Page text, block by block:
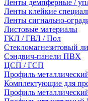
Ленты демпферные /
Ленты клейкие
Ленты сигнально-
Листовые материалы
ГКЛ / ГВЛ / Пол
Стекломагнезитовый
Сэндвич-панели ПВХ
ЦСП / ГСП
Профиль
Комплектующие для
Профиль